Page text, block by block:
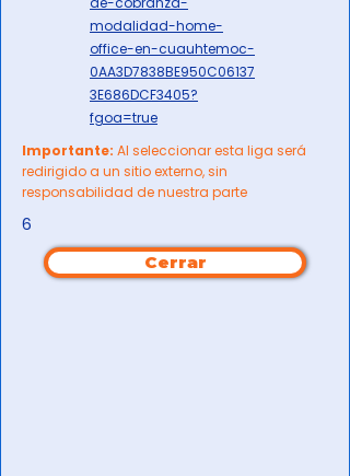
modalidad-home-
office-en-cuauhtemoc-
0AA3D7838BE950C06137
3E686DCF3405?
fgoa=true
Importante: Al seleccionar esta liga será
redirigido a un sitio externo, sin
responsabilidad de nuestra parte
6
Cerrar